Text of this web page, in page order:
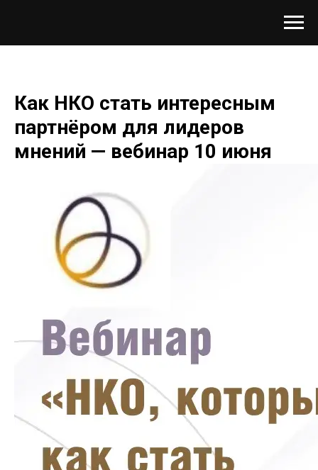
Как НКО стать интересным
партнёром для лидеров
мнений — вебинар 10 июня